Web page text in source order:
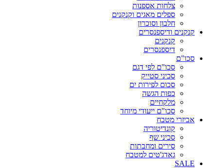
צלחות אספנות
ספלים מאגים וקנקנים
חלבון וסוכרון
קנקנים ודיספנסרים
קנקנים
דיספנסרים
סכו"ם
סכו"ם לפי דגם
סכיני סטייק
סכום לפירות ים
כפות הגשה
מלקחיים
סכו"ם ייעודי מיוחד
אביזרי מטבח
קונדיטוריה
סכיני שף
סירים ומחבתות
גאדג'טים למטבח
SALE